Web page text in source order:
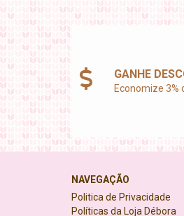
GANHE
Economize 3%
NAVEGAÇÃO
Politica de Privacidade
Políticas da Loja Débora